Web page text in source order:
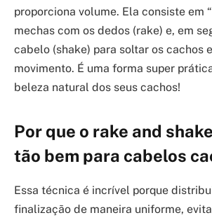
proporciona volume. Ela consiste em
mechas com os dedos (rake) e, em
cabelo (shake) para soltar os cachos
movimento. É uma forma super
beleza natural dos seus cachos!
Por que o rake and
tão bem para cabelos
Essa técnica é incrível porque
finalização de maneira uniforme,